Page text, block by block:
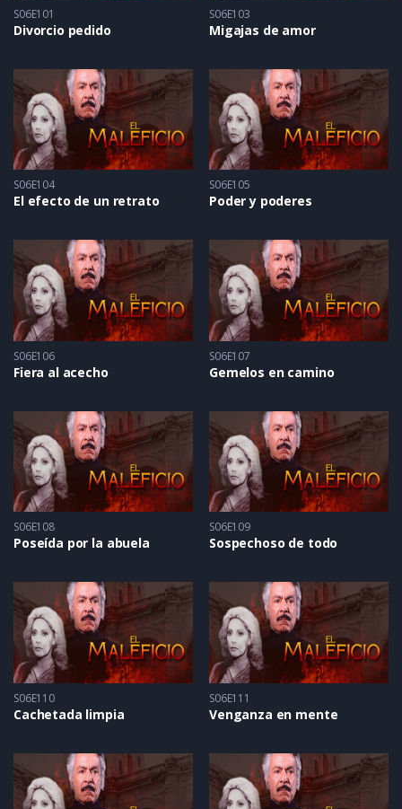
S06E101
Divorcio pedido
S06E103
Migajas de amor
S06E104
El efecto de un retrato
S06E105
Poder y poderes
S06E106
Fiera al acecho
S06E107
Gemelos en camino
S06E108
Poseída por la abuela
S06E109
Sospechoso de todo
S06E110
Cachetada limpia
S06E111
Venganza en mente